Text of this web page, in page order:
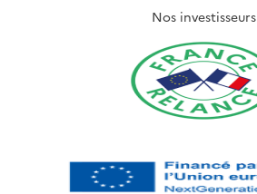
Nos investisseurs